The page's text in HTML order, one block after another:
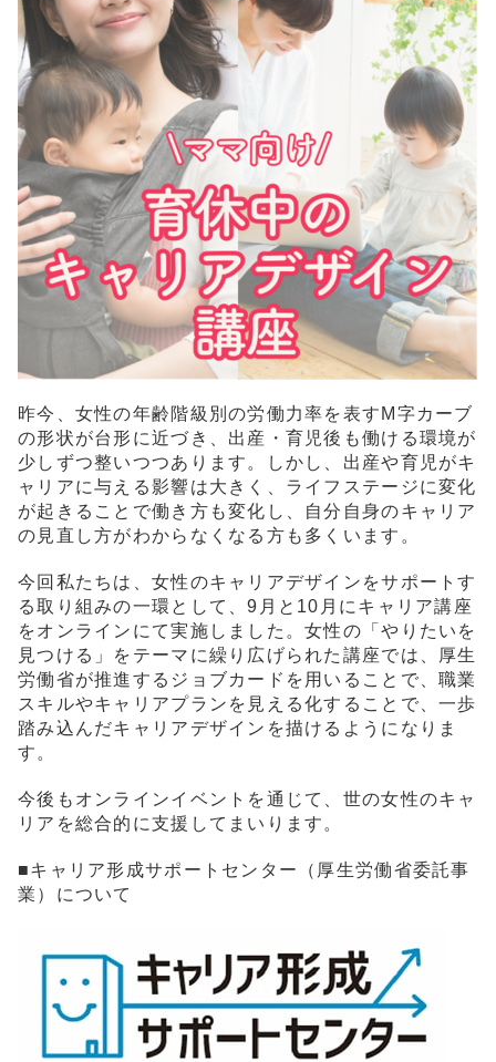
昨今、女性の年齢階級別の労働力率を表すM字カーブ
の形状が台形に近づき、出産・育児後も働ける環境が
少しずつ整いつつあります。しかし、出産や育児がキ
ャリアに与える影響は大きく、ライフステージに変化
が起きることで働き方も変化し、自分自身のキャリア
の見直し方がわからなくなる方も多くいます。
今回私たちは、女性のキャリアデザインをサポートす
る取り組みの一環として、9月と10月にキャリア講座
をオンラインにて実施しました。女性の「やりたいを
見つける」をテーマに繰り広げられた講座では、厚生
労働省が推進するジョブカードを用いることで、職業
スキルやキャリアプランを見える化することで、一歩
踏み込んだキャリアデザインを描けるようになりま
す。
今後もオンラインイベントを通じて、世の女性のキャ
リアを総合的に支援してまいります。
■キャリア形成サポートセンター（厚生労働省委託事
業）について